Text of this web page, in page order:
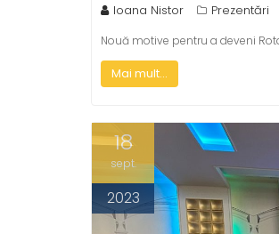
Ioana Nistor Prezentări
Nouă motive pentru a deveni
Mai mult...
18
sept.
2023